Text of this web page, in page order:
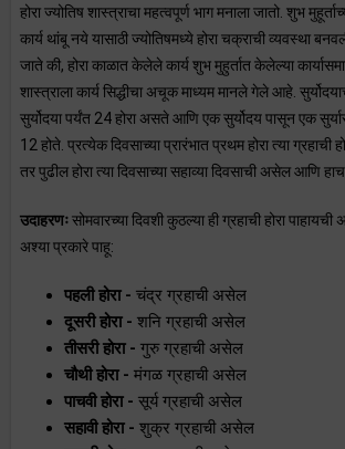
होरा ज्योतिष शास्त्राचा महत्वपूर्ण भाग मनाला जातो. शुभ
कार्य थांबू नये यासाठी ज्योतिषमध्ये होरा चक्राची व्यवस्था
जाते की, होरा काळात केलेले कार्य शुभ मुहुर्तात केलेल्या
शास्त्राला कार्य सिद्धीचा अचूक माध्यम मानले गेले आहे.
सुर्योदया पर्यंत 24 होरा असते आणि एक सुर्योदय पासून एक
12 होते. प्रत्येक दिवसाच्या प्रारंभात प्रथम होरा त्या ग्रहाची
तर पुढील होरा त्या दिवसाच्या सहाव्या दिवसाची असेल आणि
उदाहरणःसोमवारच्या दिवशी कुठल्या ही ग्रहाची होरा
अश्या प्रकारे पाहू:
पहली होरा - चंद्र ग्रहाची असेल
दूसरी होरा - शनि ग्रहाची असेल
तीसरी होरा - गुरु ग्रहाची असेल
चौथी होरा - मंगळ ग्रहाची असेल
पाचवी होरा - सूर्य ग्रहाची असेल
सहावी होरा - शुक्र ग्रहाची असेल